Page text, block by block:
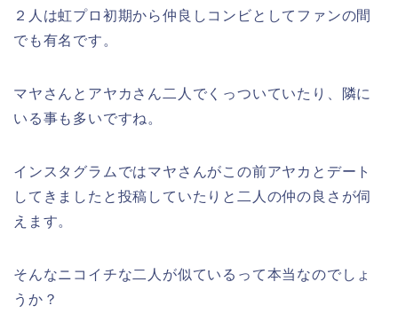
２人は虹プロ初期から仲良しコンビとしてファンの間
でも有名です。
マヤさんとアヤカさん二人でくっついていたり、隣に
いる事も多いですね。
インスタグラムではマヤさんがこの前アヤカとデート
してきましたと投稿していたりと二人の仲の良さが伺
えます。
そんなニコイチな二人が似ているって本当なのでしょ
うか？